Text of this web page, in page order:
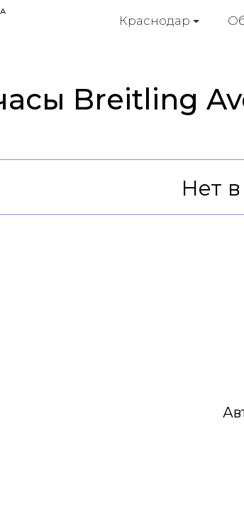
Краснодар
Breitling
Нет